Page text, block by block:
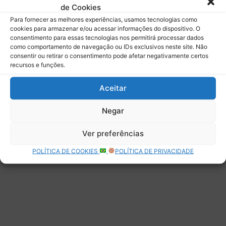
de Cookies
Para fornecer as melhores experiências, usamos tecnologias como
cookies para armazenar e/ou acessar informações do dispositivo. O
consentimento para essas tecnologias nos permitirá processar dados
como comportamento de navegação ou IDs exclusivos neste site. Não
consentir ou retirar o consentimento pode afetar negativamente certos
recursos e funções.
Aceitar
Negar
Ver preferências
POLÍTICA DE COOKIES POLÍTICA DE PRIVACIDADE
Deixe uma resposta